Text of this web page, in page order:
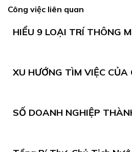
Công việc liên quan
HIỂU 9 LOẠI TRÍ THÔNG
XU HƯỚNG TÌM VIỆC
SỐ DOANH NGHIỆP